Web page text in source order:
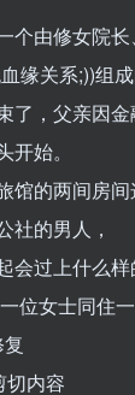
由修女院长、
缘关系;))组
了，父亲因金
始。
的两间房间
社的男人，
过上什么样
位女士同住一
切内容